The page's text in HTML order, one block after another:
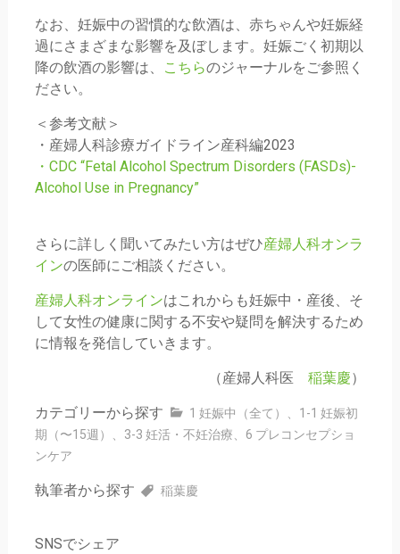
なお、妊娠中の習慣的な飲酒は、赤ちゃんや妊娠経
過にさまざまな影響を及ぼします。妊娠ごく初期以
降の飲酒の影響は、
こちらのジャーナルをご参照く
ださい。
＜参考文献＞
・産婦人科診療ガイドライン産科編2023
・CDC “Fetal Alcohol Spectrum Disorders (FASDs)-
Alcohol Use in Pregnancy”
さらに詳しく聞いてみたい方はぜひ産婦人科オンラ
インの医師にご相談ください。
産婦人科オンラインはこれからも妊娠中・産後、そ
して女性の健康に関する不安や疑問を解決するため
に情報を発信していきます。
（産婦人科医稲葉慶）
カテゴリーから探す 1 妊娠中（全て） 、 1-1 妊娠初
期（〜15週）
、 3-3 妊活・不妊治療、 6 プレコンセプショ
ンケア
執筆者から探す 稲葉慶
SNSでシェア